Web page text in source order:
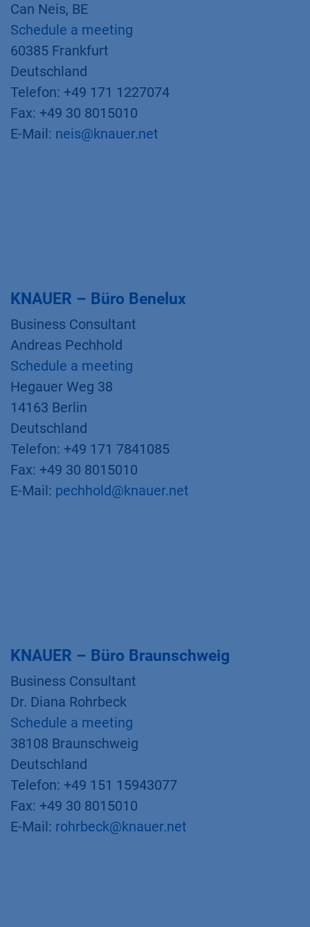
Can Neis, BE
Schedule a meeting
60385 Frankfurt
Deutschland
Telefon: +49 171 1227074
Fax: +49 30 8015010
E-Mail: neis@knauer.net
KNAUER – Büro Benelux
Business Consultant
Andreas Pechhold
Schedule a meeting
Hegauer Weg 38
14163 Berlin
Deutschland
Telefon: +49 171 7841085
Fax: +49 30 8015010
E-Mail: pechhold@knauer.net
KNAUER – Büro Braunschweig
Business Consultant
Dr. Diana Rohrbeck
Schedule a meeting
38108 Braunschweig
Deutschland
Telefon: +49 151 15943077
Fax: +49 30 8015010
E-Mail: rohrbeck@knauer.net